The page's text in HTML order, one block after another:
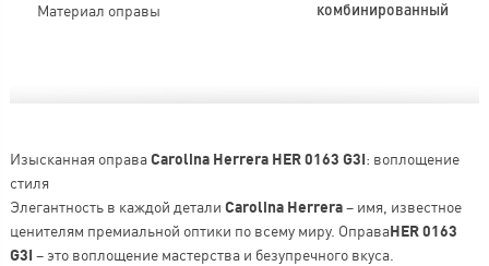
Материал оправы комбинированный
Изысканная оправаCarolina Herrera HER 0163 G3I: воплощение
стиля
Элегантность в каждой детали Carolina Herrera– имя, известное
ценителям премиальной оптики по всему миру. ОправаHER 0163
G3I – это воплощение мастерства и безупречного вкуса.